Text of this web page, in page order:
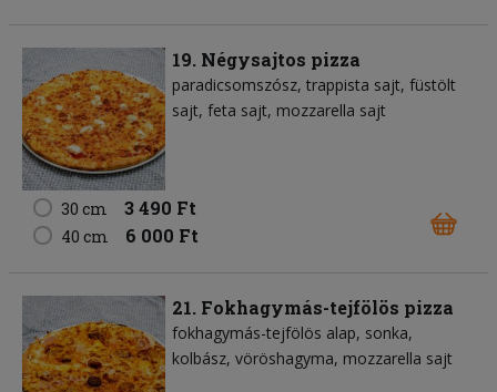
19. Négysajtos pizza
paradicsomszósz trappista sajt füstölt
sajt feta sajt mozzarella sajt
30 cm 3 490 Ft
40 cm 6 000 Ft
21. Fokhagymás-tejfölös pizza
fokhagymás-tejfölös alap sonka
kolbász vöröshagyma mozzarella sajt